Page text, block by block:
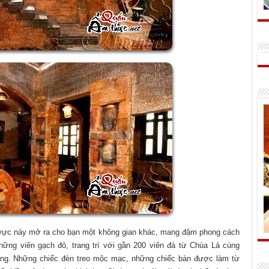
này mở ra cho bạn một không gian khác, mang đậm phong cách
viên gạch đỏ, trang trí với gần 200 viên đá từ Chùa Lá cùng
Những chiếc đèn treo mộc mạc, những chiếc bàn được làm từ